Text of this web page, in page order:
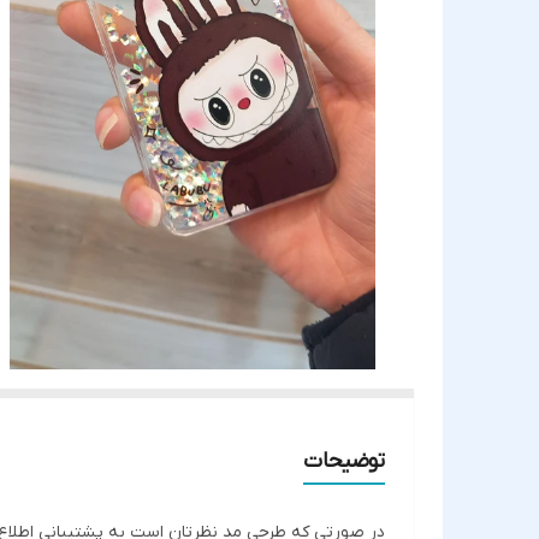
توضیحات
در صورتی که طرحی مد نظرتان است به پشتیبانی